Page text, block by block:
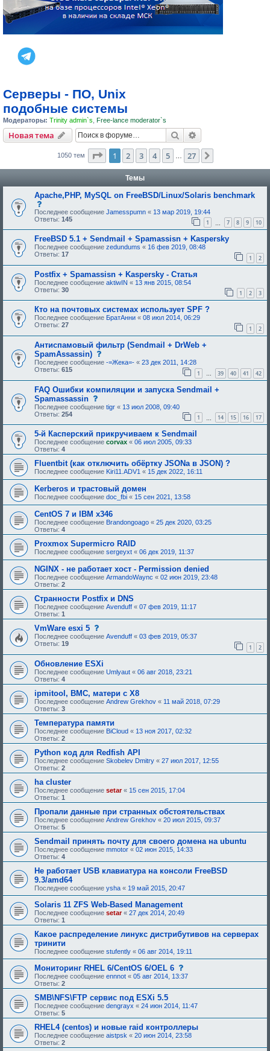
Серверы - ПО, Unix
подобные системы
Модераторы: Trinity admin`s Free-lance moderator`s
Новая тема Поиск
1050 тем Страница из 27
1 2 3 4 5 27
Темы
Apache,PHP, MySQL on FreeBSD/Linux/Solaris benchmark
о
о
щ
е
н
и
,
т
р
е
ю
щ
е
д
о
б
р
и
я
:
Последнее сообщение Jamesspumn « 13 мар 2019, 19:44
Ответы: 145 1 7 8 9 10
FreeBSD 5.1 + Sendmail + Spamassisn + Kaspersky
Последнее сообщение zedundums « 16 фев 2019, 08:48
Ответы: 17 1 2
Postfix + Spamassisn + Kaspersky - Статья
Последнее сообщение aktiwIN « 13 янв 2015, 08:54
Ответы: 30 1 2 3
Кто на почтовых системах использует SPF ?
Последнее сообщение БратАнни « 08 июл 2014, 06:29
Ответы: 27 1 2
Антиспамовый фильтр (Sendmail + DrWeb +
SpamAssassin)
щ
е
е
т
р
е
б
у
ю
щ
е
о
д
о
б
р
е
н
и
я
Последнее сообщение -=Жека=- « 23 дек 2011, 14:28
Ответы: 615 1 … 39 40 41 42
FAQ Ошибки компиляции и запуска Sendmail +
Spamassassin
о
о
щ
е
н
е
,
т
б
у
ю
щ
е
о
д
о
б
е
н
:
Последнее сообщение tigr « 13 июл 2008, 09:40
Ответы: 254 1 14 15 16 17
5-й Касперский прикручиваем к Sendmail
Последнее сообщение corvax « 06 июл 2005, 09:33
Ответы: 4
Fluentbit (как отключить обёртку JSONа в JSON) ?
Последнее сообщение Kiri11.ADV1 « 15 дек 2022, 16:11
Kerberos и трастовый домен
Последнее сообщение doc_fbi « 15 сен 2021, 13:58
CentOS 7 и IBM x346
Последнее сообщение Brandongoago « 25 дек 2020, 03:25
Ответы: 4
Proxmox Supermicro RAID
Последнее сообщение sergeyxt « 06 дек 2019, 11:37
NGINX - не работает хост - Permission denied
Последнее сообщение ArmandoWaync « 02 июн 2019, 23:48
Ответы: 2
Странности Postfix и DNS
Последнее сообщение Avenduff « 07 фев 2019, 11:17
Ответы: 1
VmWare esxi 5
о
щ
е
н
е
,
т
е
б
ю
щ
е
е
о
д
р
и
я
Последнее сообщение Avenduff « 03 фев 2019, 05:37
Ответы: 19 1 2
Обновление ESXi
Последнее сообщение Umlyaut « 06 авг 2018, 23:21
Ответы: 4
ipmitool, BMC, матери с X8
Последнее сообщение Andrew Grekhov « 11 май 2018, 07:29
Ответы: 3
Температура памяти
Последнее сообщение BiCloud « 13 ноя 2017, 02:32
Ответы: 2
Python код для Redfish API
Последнее сообщение Skobelev Dmitry « 27 июл 2017, 12:55
Ответы: 2
ha cluster
Последнее сообщение setar« 15 сен 2015, 17:04
Ответы: 1
Пропали данные при странных обстоятельствах
Последнее сообщение Andrew Grekhov « 20 июл 2015, 09:37
Ответы: 5
Sendmail принять почту для своего домена на ubuntu
Последнее сообщение mmotor « 02 июн 2015, 14:33
Ответы: 4
Не работает USB клавиатура на консоли FreeBSD
9.3/amd64
Последнее сообщение ysha « 19 май 2015, 20:47
Solaris 11 ZFS Web-Based Management
Последнее сообщение setar« 27 дек 2014, 20:49
Ответы: 1
Какое распределение линукс дистрибутивов на серверах
тринити
Последнее сообщение stufently « 06 авг 2014, 19:11
Мониторинг RHEL 6/CentOS 6/OEL 6
о
б
е
н
и
е
,
т
р
Последнее сообщение ennnot « 05 авг 2014, 13:37
Ответы: 2
SMB\NFS\FTP сервис под ESXi 5.5
Последнее сообщение dengrayx « 24 июн 2014, 11:47
Ответы: 5
RHEL4 (centos) и новые raid контроллеры
Последнее сообщение aistpsk « 20 июн 2014, 23:58
Ответы: 2